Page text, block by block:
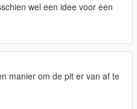
wel een idee voor een
manier om de pit er van af te